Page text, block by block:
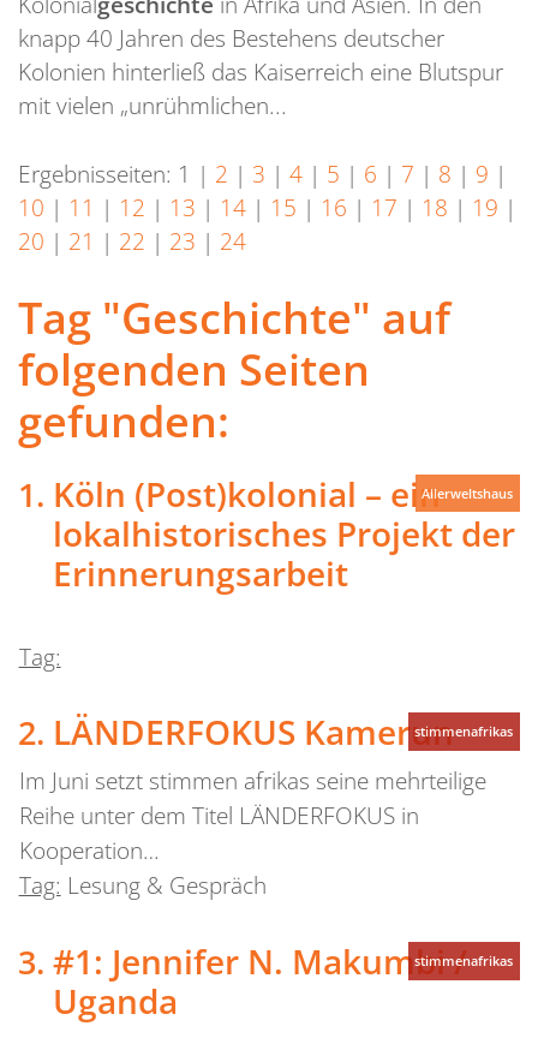
knapp 40 Jahren des Bestehens deutscher
Kolonien hinterließ das Kaiserreich eine Blutspur
mit vielen „unrühmlichen...
Ergebnisseiten: 1 | 2 | 3 | 4 | 5 | 6 | 7 | 8 | 9 |
10 | 11 | 12 | 13 | 14 | 15 | 16 | 17 | 18 | 19 |
20 | 21 | 22 | 23 | 24
Tag "Geschichte" auf
folgenden Seiten
gefunden:
Köln (Post)kolonial – ein
lokalhistorisches Projekt der
Erinnerungsarbeit
Tag:
Allerweltshaus
LÄNDERFOKUS Kamerun
Im Juni setzt stimmen afrikas seine mehrteilige
Reihe unter dem Titel LÄNDERFOKUS in
Kooperation…
Tag: Lesung & Gespräch
stimmenafrikas
#1: Jennifer N. Makumbi /
Uganda
stimmenafrikas